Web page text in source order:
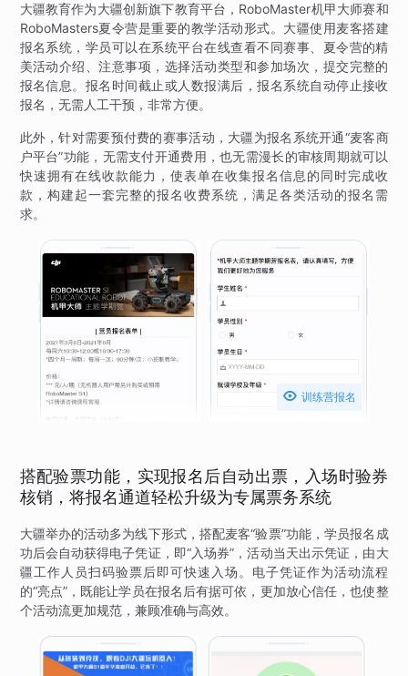
大疆教育作为大疆创新旗下教育平台，RoboMaster机甲大师赛和
RoboMasters夏令营是重要的教学活动形式。大疆使用麦客搭建
报名系统，学员可以在系统平台在线查看不同赛事、夏令营的精
美活动介绍、注意事项，选择活动类型和参加场次，提交完整的
报名信息。报名时间截止或人数报满后，报名系统自动停止接收
报名，无需人工干预，非常方便。
此外，针对需要预付费的赛事活动，大疆为报名系统开通“麦客商
户平台”功能，无需支付开通费用，也无需漫长的审核周期就可以
快速拥有在线收款能力，使表单在收集报名信息的同时完成收
款，构建起一套完整的报名收费系统，满足各类活动的报名需
求。
 训练营报名
搭配验票功能，实现报名后自动出票，入场时验券
核销，将报名通道轻松升级为专属票务系统
大疆举办的活动多为线下形式，搭配麦客“验票”功能，学员报名成
功后会自动获得电子凭证，即“入场券”，活动当天出示凭证，由大
疆工作人员扫码验票后即可快速入场。电子凭证作为活动流程
的“亮点”，既能让学员在报名后有据可依，更加放心信任，也使整
个活动流更加规范，兼顾准确与高效。